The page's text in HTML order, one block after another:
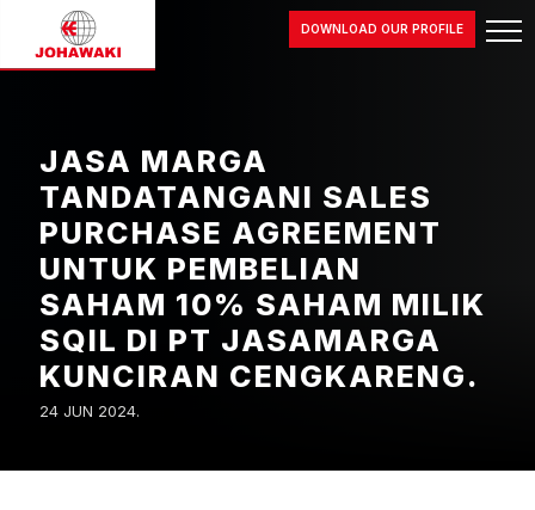
DOWNLOAD OUR PROFILE
JASA MARGA
TANDATANGANI SALES
PURCHASE AGREEMENT
SAHAM 10% SAHAM
MILIK SQIL DI PT
JASAMARGA KUNCIRAN
CENGKARENG.
8 Jul 2024
JASA MARGA
TANDATANGANI SALES
PURCHASE AGREEMENT
UNTUK PEMBELIAN
SAHAM 10% SAHAM MILIK
SQIL DI PT JASAMARGA
KUNCIRAN CENGKARENG.
24 JUN 2024.